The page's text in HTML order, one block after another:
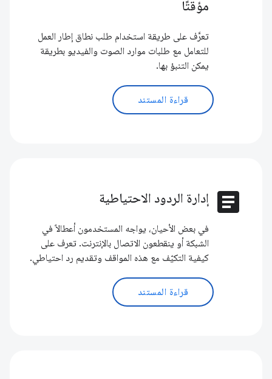
مؤقتًا
تعرَّف على طريقة استخدام طلب نطاق إطار العمل
للتعامل مع طلبات موارد الصوت والفيديو بطريقة
يمكن التنبؤ بها.
قراءة المستند
article إدارة الردود الاحتياطية
في بعض الأحيان، يواجه المستخدمون أعطالاً في
الشبكة أو ينقطعون الاتصال بالإنترنت. تعرف على
كيفية التكيّف مع هذه المواقف وتقديم رد احتياطي.
قراءة المستند